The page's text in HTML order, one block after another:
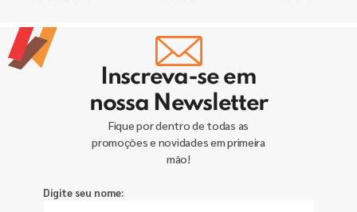
Inscreva-se em
nossa Newsletter
Fique por dentro de todas as
promoções e novidades em primeira
mão!
Digite seu nome: